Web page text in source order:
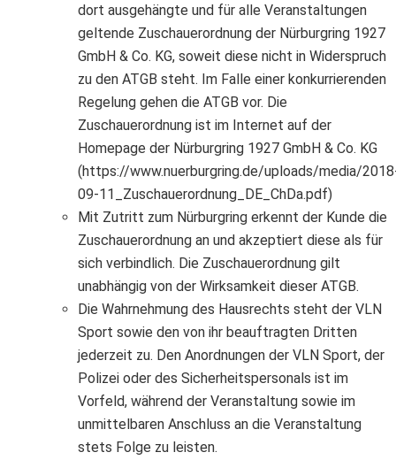
dort ausgehängte und für alle Veranstaltungen
geltende Zuschauerordnung der Nürburgring 1927
GmbH & Co. KG, soweit diese nicht in Widerspruch
zu den ATGB steht. Im Falle einer konkurrierenden
Regelung gehen die ATGB vor. Die
Zuschauerordnung ist im Internet auf der
Homepage der Nürburgring 1927 GmbH & Co. KG
(https://www.nuerburgring.de/uploads/media/
09-11_Zuschauerordnung_DE_ChDa.pdf)
Mit Zutritt zum Nürburgring erkennt der Kunde die
Zuschauerordnung an und akzeptiert diese als für
sich verbindlich. Die Zuschauerordnung gilt
unabhängig von der Wirksamkeit dieser ATGB.
Die Wahrnehmung des Hausrechts steht der VLN
Sport sowie den von ihr beauftragten Dritten
jederzeit zu. Den Anordnungen der VLN Sport, der
Polizei oder des Sicherheitspersonals ist im
Vorfeld, während der Veranstaltung sowie im
unmittelbaren Anschluss an die Veranstaltung
stets Folge zu leisten.